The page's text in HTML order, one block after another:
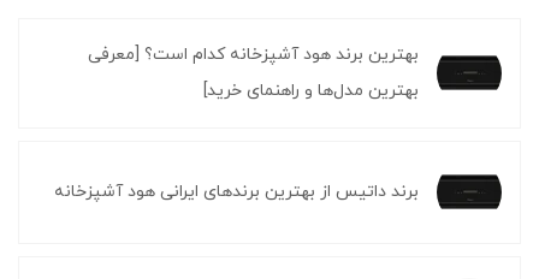
بهترین برند هود آشپزخانه کدام است؟ [معرفی
بهترین مدل‌ها و راهنمای خرید]
برند داتیس از بهترین برندهای ایرانی هود آشپزخانه